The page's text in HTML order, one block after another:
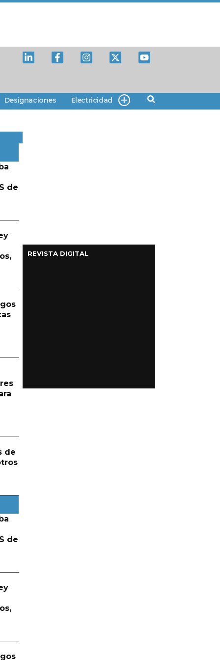
Designaciones Electricidad
de
de
de
REVISTA DIGITAL